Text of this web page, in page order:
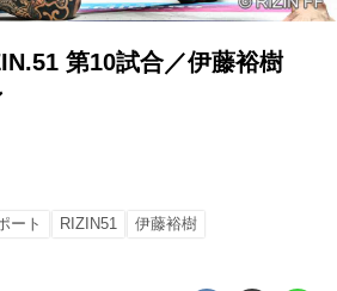
第10試合／伊藤裕樹
ート RIZIN51
伊藤裕樹